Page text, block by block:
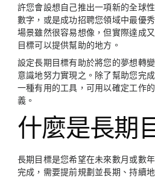
許您會設想自己推出一項新的全球
數字，或是成功招聘您領域中最優
場景雖然很容易想像，但實際達成
目標可以提供幫助的地方。
設定長期目標有助於將您的夢想轉
意識地努力實現之。除了幫助您完
一種有用的工具，可用以確定工作
義。
什麼是長期
長期目標是您希望在未來數月或數
完成，需要提前規劃並長期、持續